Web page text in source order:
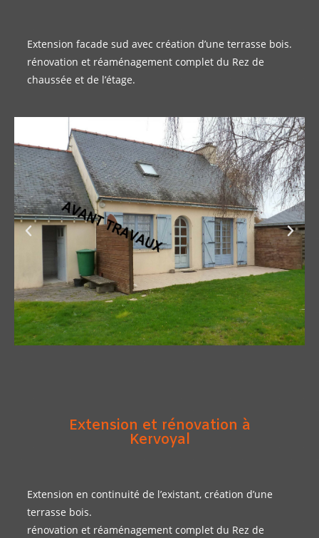
Extension facade sud avec création d’une terrasse bois.
rénovation et réaménagement complet du Rez de
chaussée et de l’étage.
Extension et rénovation à
Kervoyal
Extension en continuité de l’existant, création d’une
terrasse bois.
rénovation et réaménagement complet du Rez de